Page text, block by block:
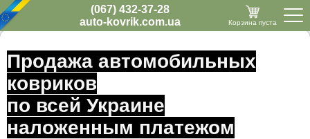
(067) 432-37-28
auto-kovrik.com.ua
Корзина пуста
Продажа автомобильных
ковриков
по всей Украине
наложенным платежом